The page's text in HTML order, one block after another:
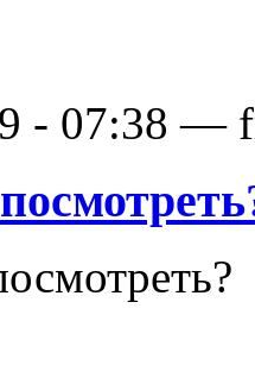
- 07:38 —